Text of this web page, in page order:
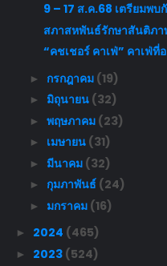
9 – 17 ส.ค.68 เตรียมพ
สภาสหพันธ์รักษาสันติภา
“คชเชอร์ คาเฟ่” คาเฟ่
► กรกฎาคม (19)
► มิถุนายน (32)
► พฤษภาคม (23)
► เมษายน (31)
► มีนาคม (32)
► กุมภาพันธ์ (24)
► มกราคม (16)
► 2024 (465)
► 2023 (524)